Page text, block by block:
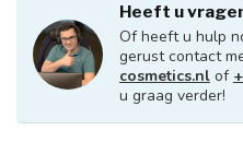
Heeft u
Of heeft u hulp
gerust contact
cosmetics.nl of
u graag verder!